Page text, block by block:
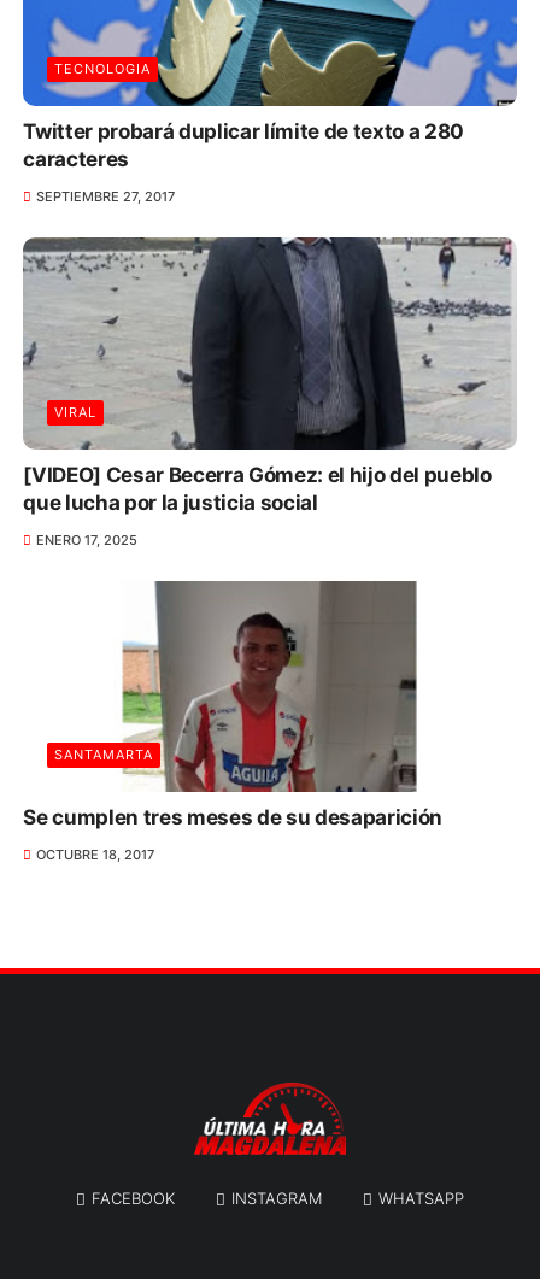
TECNOLOGIA
Twitter probará duplicar límite de texto a 280
caracteres
SEPTIEMBRE 27, 2017
VIRAL
[VIDEO] Cesar Becerra Gómez: el hijo del pueblo
que lucha por la justicia social
ENERO 17, 2025
SANTAMARTA
Se cumplen tres meses de su desaparición
OCTUBRE 18, 2017
FACEBOOK INSTAGRAM WHATSAPP